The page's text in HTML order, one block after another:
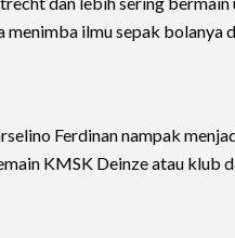
menimba ilmu sepak bolanya
Ferdinan nampak
KMSK Deinze atau klub